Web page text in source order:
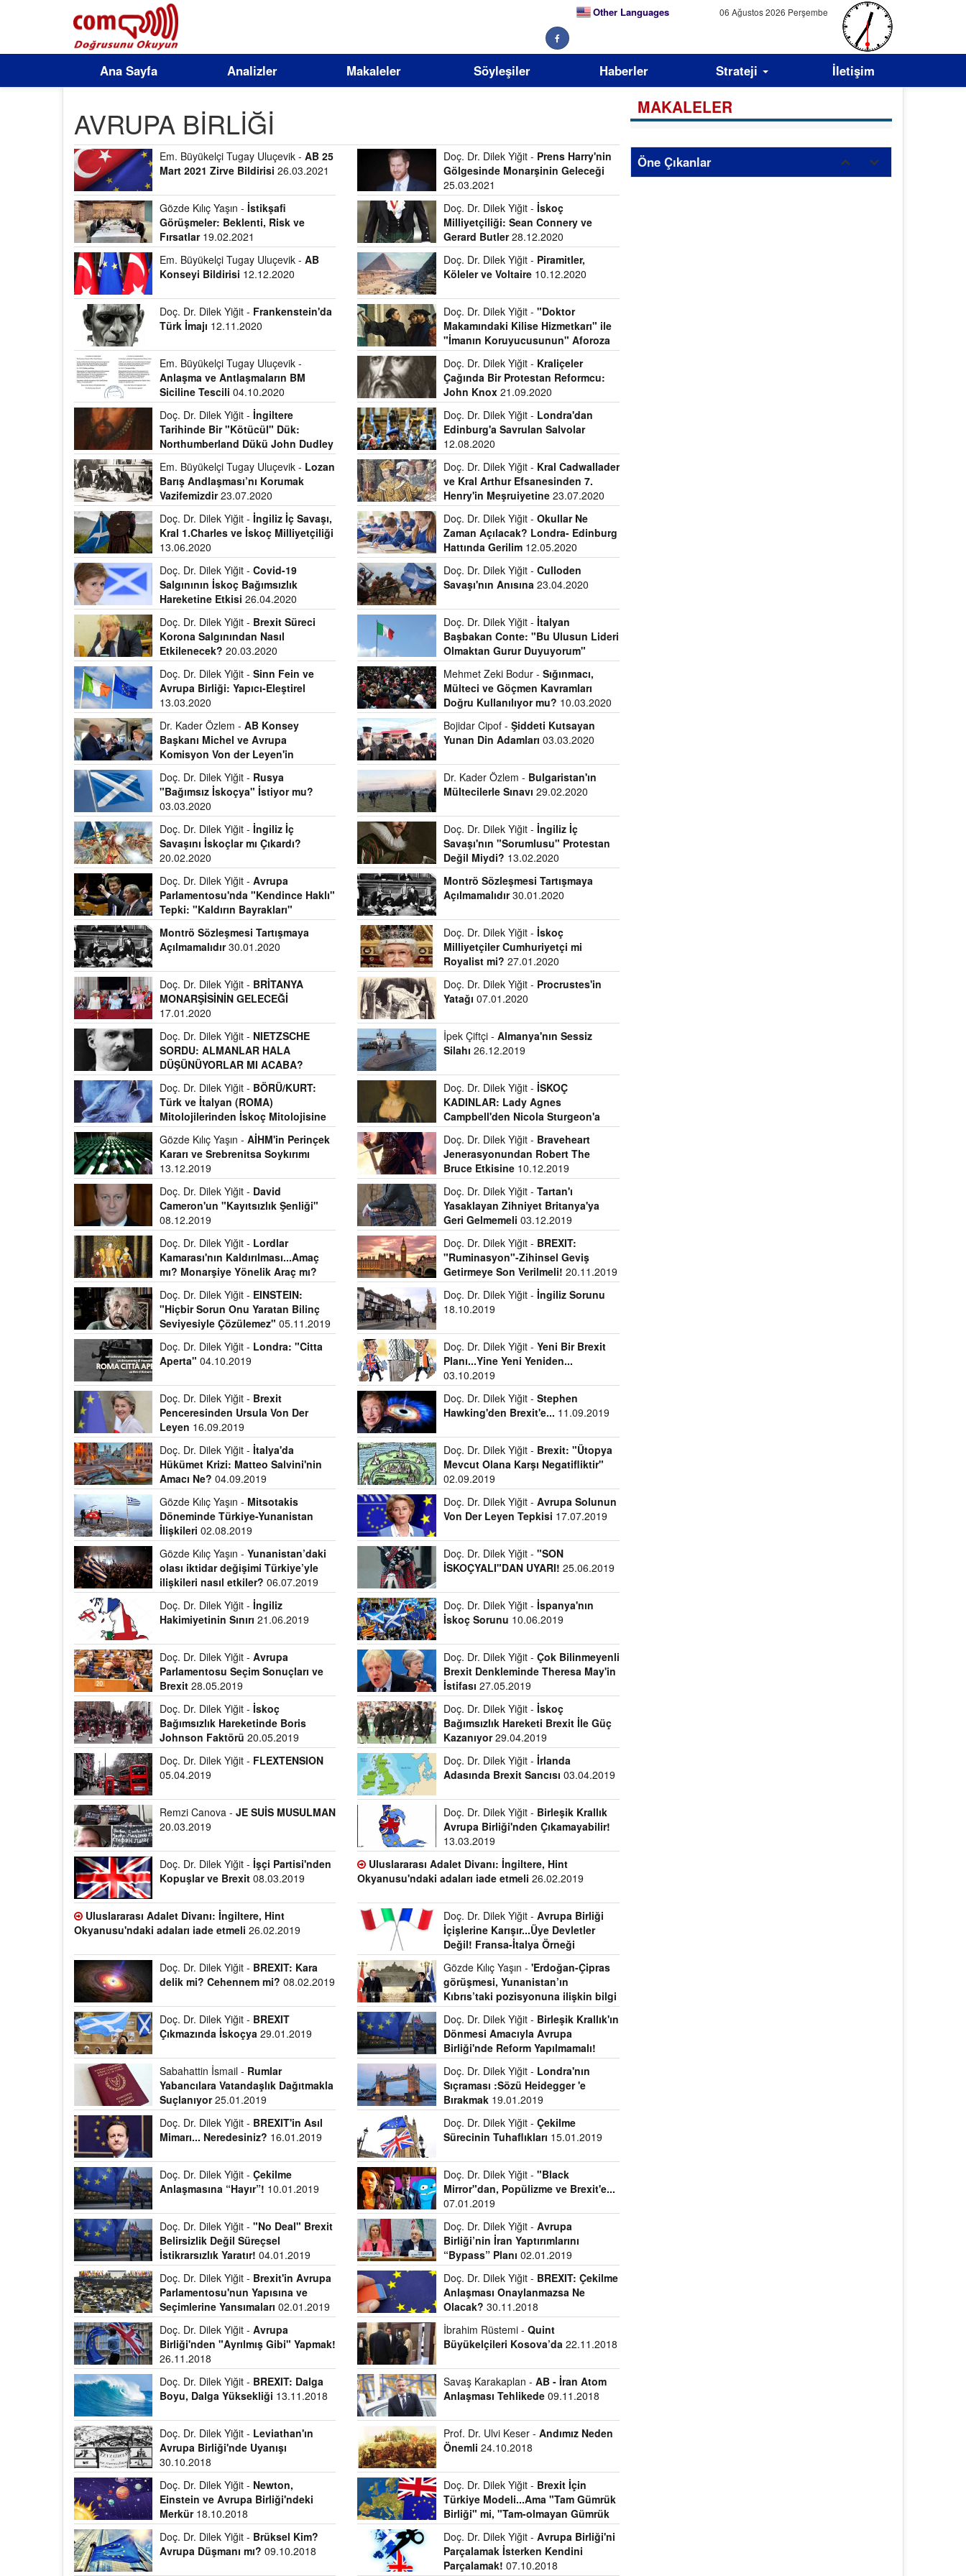
06 Ağustos 2026 Perşembe
Other Languages
Ana Sayfa Analizler Makaleler Söyleşiler Haberler Strateji İletişim
AVRUPA BİRLİĞİ
Em. Büyükelçi Tugay Uluçevik -AB 25
Mart 2021 Zirve Bildirisi 26.03.2021
Doç. Dr. Dilek Yiğit - Prens Harry'nin
Gölgesinde Monarşinin Geleceği
25.03.2021
Gözde Kılıç Yaşın -İstikşafi
Görüşmeler: Beklenti, Risk ve
Fırsatlar19.02.2021
Doç. Dr. Dilek Yiğit - İskoç
Milliyetçiliği: Sean Connery ve
Gerard Butler28.12.2020
Em. Büyükelçi Tugay Uluçevik -AB
Konseyi Bildirisi 12.12.2020
Doç. Dr. Dilek Yiğit - Piramitler,
Köleler ve Voltaire10.12.2020
Doç. Dr. Dilek Yiğit - Frankenstein'da
Türk İmajı 12.11.2020
Doç. Dr. Dilek Yiğit - "Doktor
Makamındaki Kilise Hizmetkarı" ile
"İmanın Koruyucusunun" Aforoza
Giden Yolu23.10.2020
Em. Büyükelçi Tugay Uluçevik -
Anlaşma ve Antlaşmaların BM
Siciline Tescili04.10.2020
Doç. Dr. Dilek Yiğit - Kraliçeler
Çağında Bir Protestan Reformcu:
John Knox21.09.2020
Doç. Dr. Dilek Yiğit -İngiltere
Tarihinde Bir "Kötücül" Dük:
Northumberland Dükü John Dudley
18.08.2020
Doç. Dr. Dilek Yiğit - Londra'dan
Edinburg'a Savrulan Salvolar
12.08.2020
Em. Büyükelçi Tugay Uluçevik - Lozan
Barış Andlaşması’nı Korumak
Vazifemizdir23.07.2020
Doç. Dr. Dilek Yiğit - Kral Cadwallader
ve Kral Arthur Efsanesinden 7.
Henry'in Meşruiyetine 23.07.2020
Doç. Dr. Dilek Yiğit -İngiliz İç Savaşı,
Kral 1.Charles ve İskoç Milliyetçiliği
13.06.2020
Doç. Dr. Dilek Yiğit - Okullar Ne
Zaman Açılacak? Londra- Edinburg
Hattında Gerilim12.05.2020
Doç. Dr. Dilek Yiğit -Covid-19
Salgınının İskoç Bağımsızlık
Hareketine Etkisi 26.04.2020
Doç. Dr. Dilek Yiğit - Culloden
Savaşı'nın Anısına23.04.2020
Doç. Dr. Dilek Yiğit - Brexit Süreci
Korona Salgınından Nasıl
Etkilenecek? 20.03.2020
Doç. Dr. Dilek Yiğit - İtalyan
Başbakan Conte: "Bu Ulusun Lideri
Olmaktan Gurur Duyuyorum"
16.03.2020
Doç. Dr. Dilek Yiğit -Sinn Fein ve
Avrupa Birliği: Yapıcı-Eleştirel
13.03.2020
Mehmet Zeki Bodur - Sığınmacı,
Mülteci ve Göçmen Kavramları
Doğru Kullanılıyor mu? 10.03.2020
Dr. Kader Özlem -AB Konsey
Başkanı Michel ve Avrupa
Komisyon Von der Leyen'in
Bulgaristan temasları04.03.2020
Bojidar Cipof - Şiddeti Kutsayan
Yunan Din Adamları 03.03.2020
Doç. Dr. Dilek Yiğit - Rusya
"Bağımsız İskoçya" İstiyor mu?
03.03.2020
Dr. Kader Özlem - Bulgaristan'ın
Mültecilerle Sınavı 29.02.2020
Doç. Dr. Dilek Yiğit -İngiliz İç
Savaşını İskoçlar mı Çıkardı?
20.02.2020
Doç. Dr. Dilek Yiğit - İngiliz İç
Savaşı'nın "Sorumlusu" Protestan
Değil Miydi? 13.02.2020
Doç. Dr. Dilek Yiğit -Avrupa
Parlamentosu'nda "Kendince Haklı"
Tepki: "Kaldırın Bayrakları"
03.02.2020
Montrö Sözleşmesi Tartışmaya
Açılmamalıdır30.01.2020
Montrö Sözleşmesi Tartışmaya
Açılmamalıdır30.01.2020
Doç. Dr. Dilek Yiğit - İskoç
Milliyetçiler Cumhuriyetçi mi
Royalist mi? 27.01.2020
Doç. Dr. Dilek Yiğit - BRİTANYA
MONARŞİSİNİN GELECEĞİ
17.01.2020
Doç. Dr. Dilek Yiğit - Procrustes'in
Yatağı 07.01.2020
Doç. Dr. Dilek Yiğit - NIETZSCHE
SORDU: ALMANLAR HALA
DÜŞÜNÜYORLAR MI ACABA?
02.01.2020
İpek Çiftçi - Almanya'nın Sessiz
Silahı 26.12.2019
Doç. Dr. Dilek Yiğit - BÖRÜ/KURT:
Türk ve İtalyan (ROMA)
Mitolojilerinden İskoç Mitolojisine
24.12.2019
Doç. Dr. Dilek Yiğit - İSKOÇ
KADINLAR: Lady Agnes
Campbell'den Nicola Sturgeon'a
20.12.2019
Gözde Kılıç Yaşın -AİHM'in Perinçek
Kararı ve Srebrenitsa Soykırımı
13.12.2019
Doç. Dr. Dilek Yiğit - Braveheart
Jenerasyonundan Robert The
Bruce Etkisine10.12.2019
Doç. Dr. Dilek Yiğit - David
Cameron'un "Kayıtsızlık Şenliği"
08.12.2019
Doç. Dr. Dilek Yiğit - Tartan'ı
Yasaklayan Zihniyet Britanya'ya
Geri Gelmemeli 03.12.2019
Doç. Dr. Dilek Yiğit - Lordlar
Kamarası'nın Kaldırılması...Amaç
mı? Monarşiye Yönelik Araç mı?
29.11.2019
Doç. Dr. Dilek Yiğit - BREXIT:
"Ruminasyon"-Zihinsel Geviş
Getirmeye Son Verilmeli! 20.11.2019
Doç. Dr. Dilek Yiğit - EINSTEIN:
"Hiçbir Sorun Onu Yaratan Bilinç
Seviyesiyle Çözülemez" 05.11.2019
Doç. Dr. Dilek Yiğit - İngiliz Sorunu
18.10.2019
Doç. Dr. Dilek Yiğit - Londra: "Citta
Aperta" 04.10.2019
Doç. Dr. Dilek Yiğit - Yeni Bir Brexit
Planı...Yine Yeni Yeniden...
03.10.2019
Doç. Dr. Dilek Yiğit - Brexit
Penceresinden Ursula Von Der
Leyen 16.09.2019
Doç. Dr. Dilek Yiğit - Stephen
Hawking'den Brexit'e... 11.09.2019
Doç. Dr. Dilek Yiğit -İtalya'da
Hükümet Krizi: Matteo Salvini'nin
Amacı Ne? 04.09.2019
Doç. Dr. Dilek Yiğit - Brexit: "Ütopya
Mevcut Olana Karşı Negatifliktir"
02.09.2019
Gözde Kılıç Yaşın - Mitsotakis
Döneminde Türkiye-Yunanistan
İlişkileri 02.08.2019
Doç. Dr. Dilek Yiğit - Avrupa Solunun
Von Der Leyen Tepkisi 17.07.2019
Gözde Kılıç Yaşın -Yunanistan’daki
olası iktidar değişimi Türkiye’yle
ilişkileri nasıl etkiler? 06.07.2019
Doç. Dr. Dilek Yiğit - "SON
İSKOÇYALI"DAN UYARI! 25.06.2019
Doç. Dr. Dilek Yiğit -İngiliz
Hakimiyetinin Sınırı 21.06.2019
Doç. Dr. Dilek Yiğit - İspanya'nın
İskoç Sorunu 10.06.2019
Doç. Dr. Dilek Yiğit -Avrupa
Parlamentosu Seçim Sonuçları ve
Brexit 28.05.2019
Doç. Dr. Dilek Yiğit - Çok Bilinmeyenli
Brexit Denkleminde Theresa May'in
İstifası 27.05.2019
Doç. Dr. Dilek Yiğit -İskoç
Bağımsızlık Hareketinde Boris
Johnson Faktörü 20.05.2019
Doç. Dr. Dilek Yiğit - İskoç
Bağımsızlık Hareketi Brexit İle Güç
Kazanıyor29.04.2019
Doç. Dr. Dilek Yiğit - FLEXTENSION
05.04.2019
Doç. Dr. Dilek Yiğit - İrlanda
Adasında Brexit Sancısı 03.04.2019
Remzi Canova -JE SUİS MUSULMAN
20.03.2019
Doç. Dr. Dilek Yiğit - Birleşik Krallık
Avrupa Birliği'nden Çıkamayabilir!
13.03.2019
Doç. Dr. Dilek Yiğit -İşçi Partisi'nden
Kopuşlar ve Brexit 08.03.2019
Uluslararası Adalet Divanı: İngiltere, Hint
Okyanusu'ndaki adaları iade etmeli 26.02.2019
Uluslararası Adalet Divanı: İngiltere, Hint
Okyanusu'ndaki adaları iade etmeli 26.02.2019
Doç. Dr. Dilek Yiğit - Avrupa Birliği
İçişlerine Karışır...Üye Devletler
Değil! Fransa-İtalya Örneği
11.02.2019
Doç. Dr. Dilek Yiğit - BREXIT: Kara
delik mi? Cehennem mi? 08.02.2019
Gözde Kılıç Yaşın - 'Erdoğan-Çipras
görüşmesi, Yunanistan’ın
Kıbrıs’taki pozisyonuna ilişkin bilgi
verecek’04.02.2019
Doç. Dr. Dilek Yiğit - BREXIT
Çıkmazında İskoçya 29.01.2019
Doç. Dr. Dilek Yiğit - Birleşik Krallık'ın
Dönmesi Amacıyla Avrupa
Birliği'nde Reform Yapılmamalı!
29.01.2019
Sabahattin İsmail - Rumlar
Yabancılara Vatandaşlık Dağıtmakla
Suçlanıyor25.01.2019
Doç. Dr. Dilek Yiğit - Londra'nın
Sıçraması :Sözü Heidegger 'e
Bırakmak 19.01.2019
Doç. Dr. Dilek Yiğit - BREXIT'in Asıl
Mimarı... Neredesiniz? 16.01.2019
Doç. Dr. Dilek Yiğit - Çekilme
Sürecinin Tuhaflıkları 15.01.2019
Doç. Dr. Dilek Yiğit -Çekilme
Anlaşmasına “Hayır”! 10.01.2019
Doç. Dr. Dilek Yiğit - "Black
Mirror"dan, Popülizme ve Brexit'e...
07.01.2019
Doç. Dr. Dilek Yiğit -"No Deal" Brexit
Belirsizlik Değil Süreçsel
İstikrarsızlık Yaratır! 04.01.2019
Doç. Dr. Dilek Yiğit - Avrupa
Birliği’nin İran Yaptırımlarını
“Bypass” Planı 02.01.2019
Doç. Dr. Dilek Yiğit - Brexit'in Avrupa
Parlamentosu'nun Yapısına ve
Seçimlerine Yansımaları 02.01.2019
Doç. Dr. Dilek Yiğit - BREXIT: Çekilme
Anlaşması Onaylanmazsa Ne
Olacak? 30.11.2018
Doç. Dr. Dilek Yiğit -Avrupa
Birliği'nden "Ayrılmış Gibi" Yapmak!
26.11.2018
İbrahim Rüstemi - Quint
Büyükelçileri Kosova’da22.11.2018
Doç. Dr. Dilek Yiğit - BREXIT: Dalga
Boyu, Dalga Yüksekliği 13.11.2018
Savaş Karakaplan - AB - İran Atom
Anlaşması Tehlikede09.11.2018
Doç. Dr. Dilek Yiğit - Leviathan'ın
Avrupa Birliği'nde Uyanışı
30.10.2018
Prof. Dr. Ulvi Keser - Andımız Neden
Önemli 24.10.2018
Doç. Dr. Dilek Yiğit - Newton,
Einstein ve Avrupa Birliği'ndeki
Merkür18.10.2018
Doç. Dr. Dilek Yiğit - Brexit İçin
Türkiye Modeli...Ama "Tam Gümrük
Birliği" mi, "Tam-olmayan Gümrük
Birliği" mi?11.10.2018
Doç. Dr. Dilek Yiğit - Brüksel Kim?
Avrupa Düşmanı mı? 09.10.2018
Doç. Dr. Dilek Yiğit - Avrupa Birliği'ni
Parçalamak İsterken Kendini
Parçalamak! 07.10.2018
MAKALELER
Öne Çıkanlar